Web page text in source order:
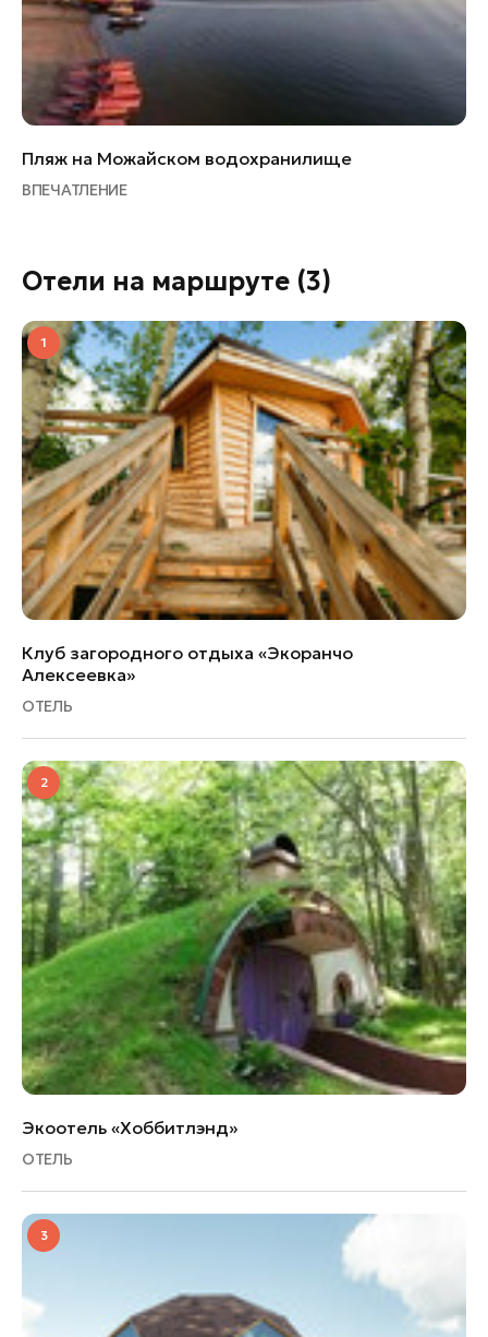
Пляж на Можайском водохранилище
ВПЕЧАТЛЕНИЕ
Отели на маршруте (3)
1
Клуб загородного отдыха «Экоранчо
Алексеевка»
ОТЕЛЬ
2
Экоотель «Хоббитлэнд»
ОТЕЛЬ
3